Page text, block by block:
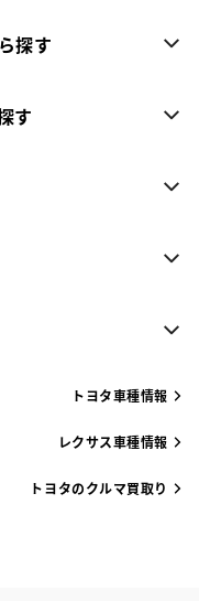
探す
す
トヨタ車種情報
レクサス車種情報
トヨタのクルマ買取り